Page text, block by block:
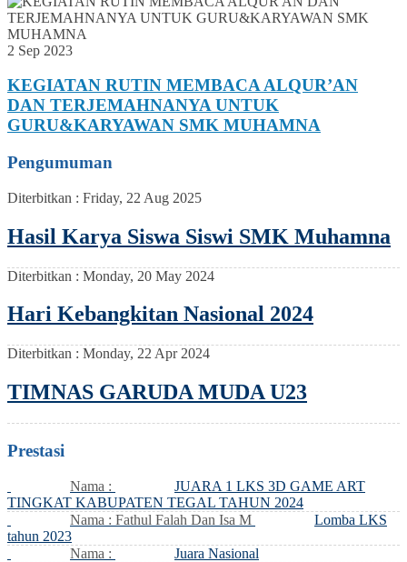
2 Sep 2023
KEGIATAN RUTIN MEMBACA ALQUR’AN
DAN TERJEMAHNANYA UNTUK
GURU&KARYAWAN SMK MUHAMNA
Pengumuman
Diterbitkan : Friday, 22 Aug 2025
Hasil Karya Siswa Siswi SMK Muhamna
Diterbitkan : Monday, 20 May 2024
Hari Kebangkitan Nasional 2024
Diterbitkan : Monday, 22 Apr 2024
TIMNAS GARUDA MUDA U23
Prestasi
Nama :
JUARA 1 LKS 3D GAME ART
TINGKAT KABUPATEN TEGAL TAHUN 2024
Nama : Fathul Falah Dan Isa M
Lomba LKS
tahun 2023
Nama :
Juara Nasional